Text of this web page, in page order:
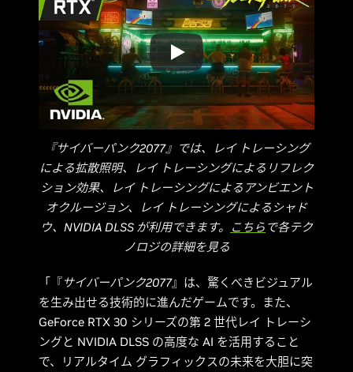
『サイバーパンク2077』では、レイ トレーシング
による拡散照明、レイ トレーシングによるリフレク
ション効果、レイ トレーシングによるアンビエント
オクルージョン、レイ トレーシングによるシャド
ウ、NVIDIA DLSS が利用できます。
こちら で各テク
ノロジの詳細を見る
「『サイバーパンク2077』は、驚くべきビジュアル
を生み出せる技術的に進んだゲームです。また、
GeForce RTX 30 シリーズの第 2 世代レイ トレーシ
ングと NVIDIA DLSS の高度な AI を活用すること
で、リアルタイム グラフィックスの未来を大胆に突